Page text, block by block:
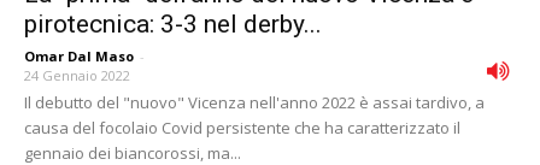
pirotecnica: 3-3 nel derby...
Omar Dal Maso -
24 Gennaio 2022
Il debutto del "nuovo" Vicenza nell'anno 2022 è assai tardivo, a
causa del focolaio Covid persistente che ha caratterizzato il
gennaio dei biancorossi, ma...